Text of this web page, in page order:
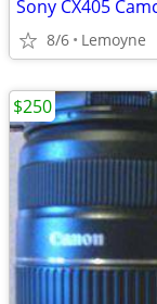
Sony CX405
8/6 Lemoyne
$250